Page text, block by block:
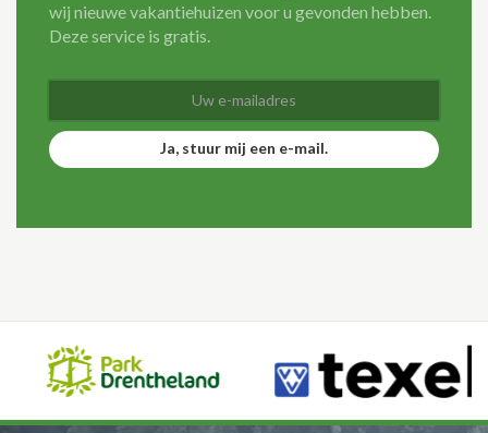
wij nieuwe vakantiehuizen voor u gevonden hebben.
Deze service is gratis.
Ja, stuur mij een e-mail.